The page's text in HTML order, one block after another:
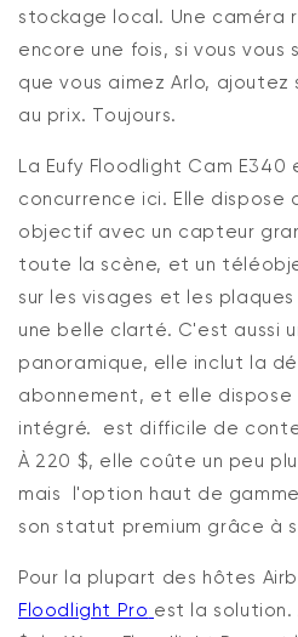
stockage local. Une caméra
encore une fois, si vous
que vous aimez Arlo,
au prix. Toujours.
La Eufy Floodlight Cam E340
concurrence ici. Elle dispose
objectif avec un capteur
toute la scène, et un
sur les visages et les
une belle clarté. C'est aussi
panoramique, elle inclut la
abonnement, et elle
intégré.
est difficile de
À 220 $, elle coûte un peu
mais
l'option haut de gamme
son statut premium grâce à
Pour la plupart des hôtes
Floodlight Pro est la solution.